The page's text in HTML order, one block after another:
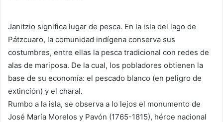
Janitzio significa lugar de pesca. En la isla del lago de
Pátzcuaro, la comunidad indígena conserva sus
costumbres, entre ellas la pesca tradicional con redes de
alas de mariposa. De la cual, los pobladores obtienen la
base de su economía: el pescado blanco (en peligro de
extinción) y el charal.
Rumbo a la isla, se observa a lo lejos el monumento de
José María Morelos y Pavón (1765-1815), héroe nacional